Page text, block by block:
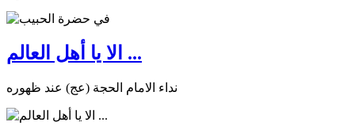
الا يا أهل العالم ...
نداء الامام الحجة (عج) عند ظهوره